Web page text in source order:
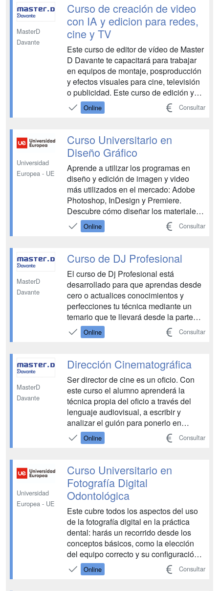
MasterD
Davante
Curso de creación de video
con IA y edicion para redes,
cine y TV
Este curso de editor de vídeo de Master
D Davante te capacitará para trabajar
en equipos de montaje, posproducción
y efectos visuales para cine, televisión
o publicidad. Este curso de edición y
posproducción de vídeo incluye en tu
campus contenido grabado, la
streaming a las que asistir con tus
compañeros y tu...
Online Consultar
Universidad
Europea - UE
Curso Universitario en
Diseño Gráfico
Aprende a utilizar los programas en
diseño y edición de imagen y video
más utilizados en el mercado: Adobe
Photoshop, InDesign y Premiere.
Descubre cómo diseñar los materiales
para campañas publicitarias y los
principales conceptos de la
narrativa, planos, etc. Así mismo,
aprenderás todo sobre la escritura del
g...
Online Consultar
MasterD
Davante
Curso de DJ Profesional
El curso de Dj Profesional está
desarrollado para que aprendas desde
cero o actualices conocimientos y
perfecciones tu técnica mediante un
temario que te llevará desde la parte
teórica musical básica para poder
desenvolverte como Dj, hasta el
para ser creativo, como el mashuping
en directo, rekordbox dj, video y ...
Online Consultar
MasterD
Davante
Dirección Cinematográfica
Ser director de cine es un oficio. Con
este curso el alumno aprenderá la
técnica propia del oficio a través del
lenguaje audiovisual, a escribir y
analizar el guión para ponerlo en
imágenes, la dirección de actores, el
movimiento de la cámara, la
conseguir dirigir cualquier proyecto
cinematográfico que el alumn...
Online Consultar
Universidad
Europea - UE
Curso Universitario en
Fotografía Digital
Odontológica
Este cubre todos los aspectos del uso
de la fotografía digital en la práctica
dental: harás un recorrido desde los
conceptos básicos, como la elección
del equipo correcto y su configuración,
las técnicas para obtener imágenes
correctas, las tomas más apropiadas,
Online Consultar